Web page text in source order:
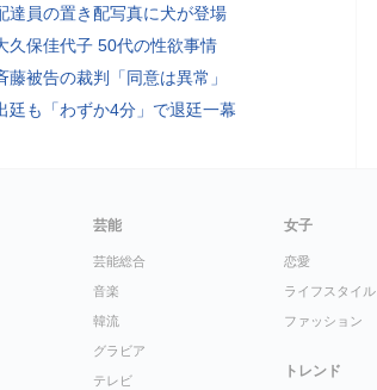
達員の置き配写真に犬が登場
久保佳代子 50代の性欲事情
藤被告の裁判「同意は異常」
廷も「わずか4分」で退廷一幕
芸能
芸能総合
音楽
韓流
グラビア
テレビ
女子
恋愛
ライフスタイル
ファッション
トレンド